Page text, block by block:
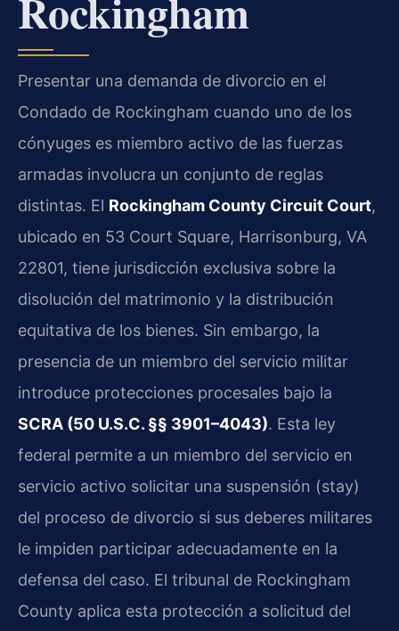
Presentar una demanda de divorcio en el
Condado de Rockingham cuando uno de los
cónyuges es miembro activo de las fuerzas
armadas involucra un conjunto de reglas
distintas. El Rockingham County Circuit Court,
ubicado en 53 Court Square, Harrisonburg, VA
22801, tiene jurisdicción exclusiva sobre la
disolución del matrimonio y la distribución
equitativa de los bienes. Sin embargo, la
presencia de un miembro del servicio militar
introduce protecciones procesales bajo la
SCRA (50 U.S.C. §§ 3901–4043). Esta ley
federal permite a un miembro del servicio en
servicio activo solicitar una suspensión (stay)
del proceso de divorcio si sus deberes militares
le impiden participar adecuadamente en la
defensa del caso. El tribunal de Rockingham
County aplica esta protección a solicitud del